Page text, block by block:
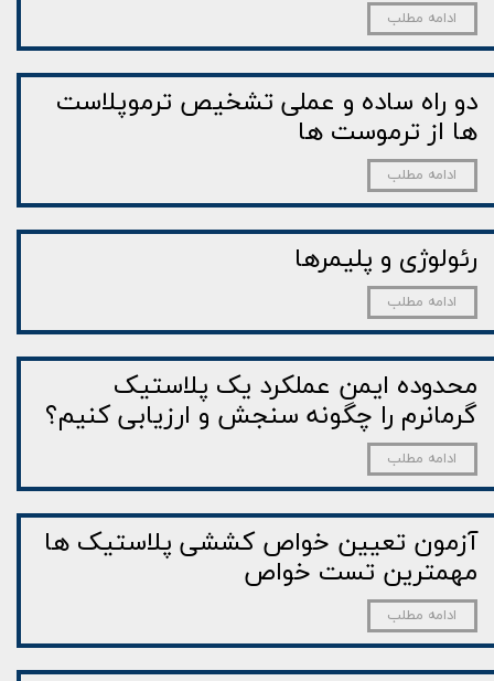
ادامه مطلب
دو راه ساده و عملی تشخیص ترموپلاست
ها از ترموست ها
ادامه مطلب
رئولوژی و پلیمرها
ادامه مطلب
محدوده ایمن عملکرد یک پلاستیک
گرمانرم را چگونه سنجش و ارزیابی کنیم؟
ادامه مطلب
آزمون تعیین خواص کششی پلاستیک ها
مهمترین تست خواص
ادامه مطلب